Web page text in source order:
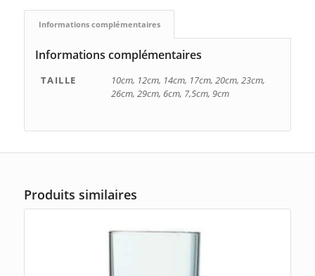
Informations complémentaires
Informations complémentaires
TAILLE
10cm, 12cm, 14cm, 17cm, 20cm, 23cm,
26cm, 29cm, 6cm, 7,5cm, 9cm
Produits similaires